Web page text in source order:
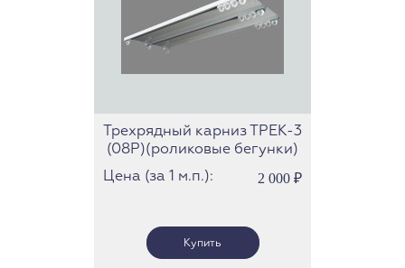
Трехрядный карниз ТРЕК-3
(08Р)(роликовые бегунки)
Цена (за 1 м.п.):
2 000 ₽